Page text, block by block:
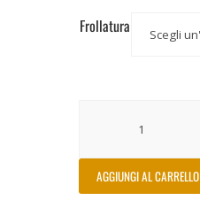
Frollatura
AGGIUNGI AL CARRELLO